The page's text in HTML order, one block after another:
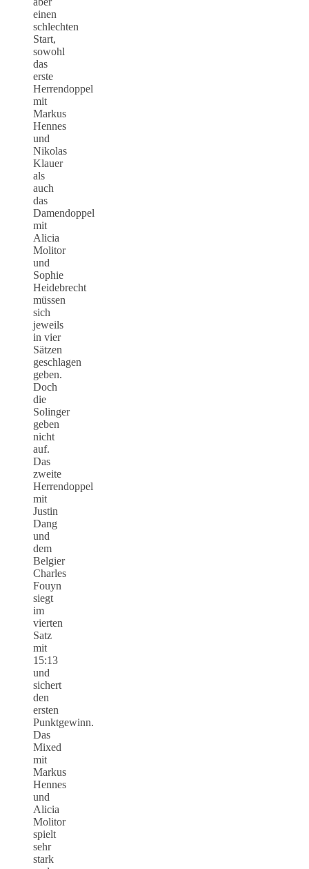
einen
schlechten
Start,
sowohl
das
erste
Herrendoppel
mit
Markus
Hennes
und
Nikolas
Klauer
als
auch
das
Damendoppel
mit
Alicia
Molitor
und
Sophie
Heidebrecht
müssen
sich
jeweils
in vier
Sätzen
geschlagen
geben.
Doch
die
Solinger
geben
nicht
auf.
Das
zweite
Herrendoppel
mit
Justin
Dang
und
dem
Belgier
Charles
Fouyn
siegt
im
vierten
Satz
mit
15:13
und
sichert
den
ersten
Punktgewinn.
Das
Mixed
mit
Markus
Hennes
und
Alicia
Molitor
spielt
sehr
stark